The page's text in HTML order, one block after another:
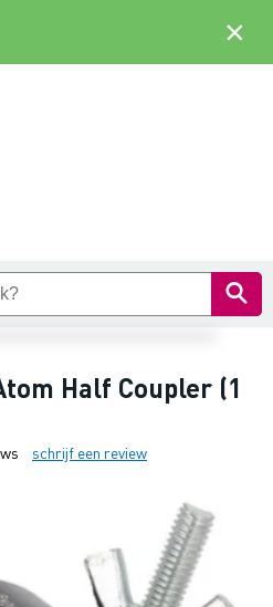
Half Coupler (1
schrijf een review
×